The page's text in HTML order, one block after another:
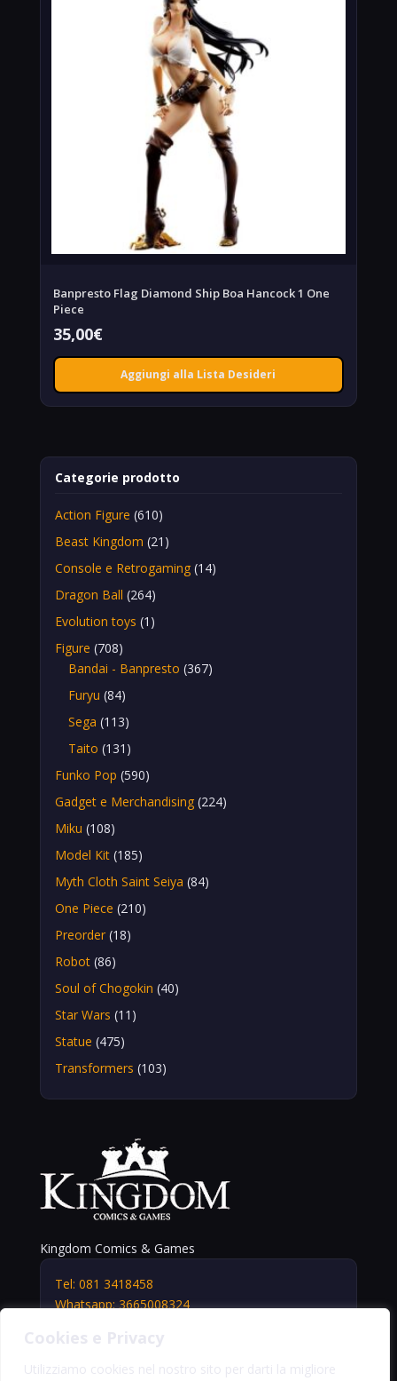
Banpresto Flag Diamond Ship Boa Hancock 1 One
Piece
35,00€
Aggiungi alla Lista Desideri
Categorie prodotto
Action Figure (610)
Beast Kingdom (21)
Console e Retrogaming (14)
Dragon Ball (264)
Evolution toys (1)
Figure (708)
Bandai - Banpresto (367)
Furyu (84)
Sega (113)
Taito (131)
Funko Pop (590)
Gadget e Merchandising (224)
Miku (108)
Model Kit (185)
Myth Cloth Saint Seiya (84)
One Piece (210)
Preorder (18)
Robot (86)
Soul of Chogokin (40)
Star Wars (11)
Statue (475)
Transformers (103)
Kingdom Comics & Games
Tel: 081 3418458
Whatsapp: 3665008324